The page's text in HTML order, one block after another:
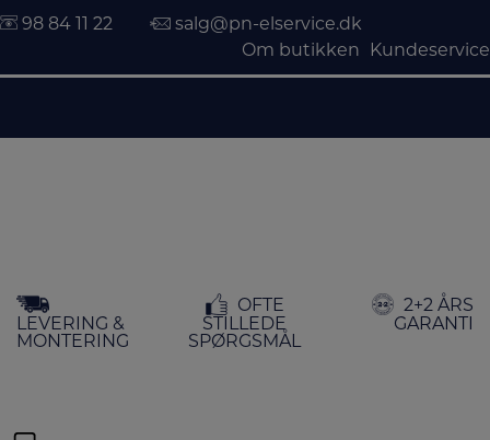
indholdet
98 84 11 22
salg@pn-elservice.dk
Om butikken
Kundeservice
LEVERING &
MONTERING
OFTE
STILLEDE
SPØRGSMÅL
2+2 ÅRS
GARANTI